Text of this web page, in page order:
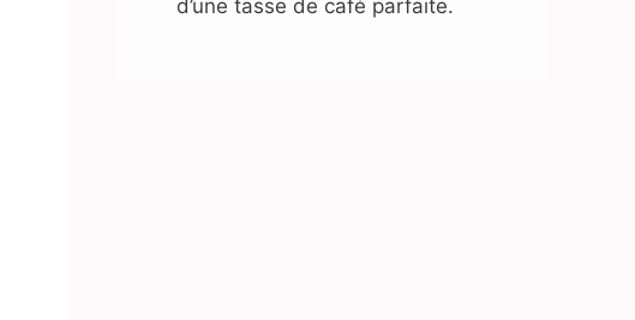
d’une tasse de café parfaite.